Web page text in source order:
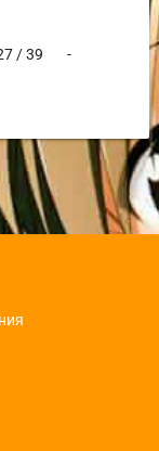
/ 39 -